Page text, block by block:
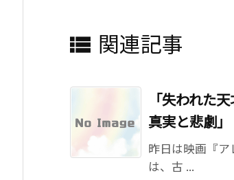
 関連記事
「失われた
真実と悲劇」
昨日は映画『
は、古 ...